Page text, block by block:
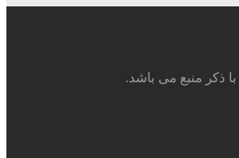
ذکر منبع می باشد.